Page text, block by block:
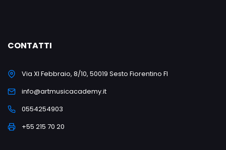
CONTATTI
Via XI Febbraio, 8/10, 50019 Sesto Fiorentino FI
info@artmusicacademy.it
0554254903
+55 215 70 20